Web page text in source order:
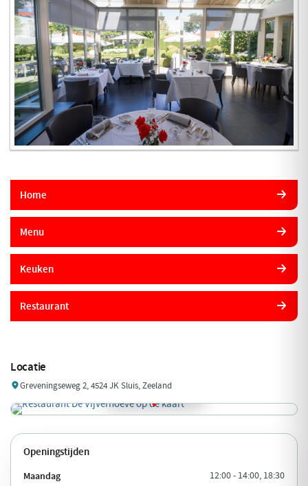
Home
Menu
Keuken
Restaurant
Locatie
Greveningseweg 2, 4524 JK Sluis, Zeeland
Openingstijden
Maandag 12:00 - 14:00, 18:30